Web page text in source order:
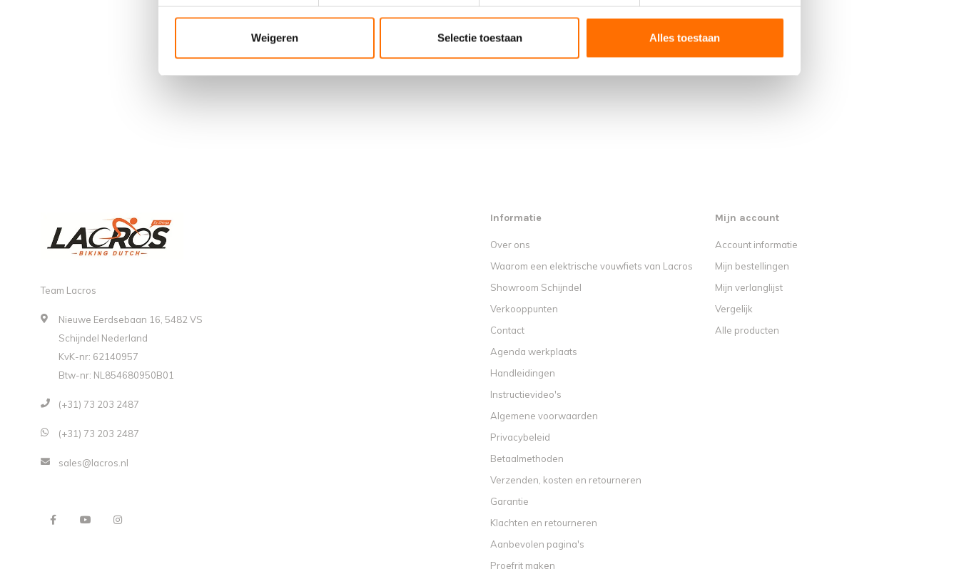
Weigeren Selectie toestaan Alles toestaan
Team Lacros
Nieuwe Eerdsebaan 16, 5482 VS
Schijndel Nederland
KvK-nr: 62140957
Btw-nr: NL854680950B01
(+31) 73 203 2487
(+31) 73 203 2487
sales@lacros.nl
Informatie
Over ons
Waarom een elektrische vouwfiets van Lacros
Showroom Schijndel
Verkooppunten
Contact
Agenda werkplaats
Handleidingen
Instructievideo's
Algemene voorwaarden
Privacybeleid
Betaalmethoden
Verzenden, kosten en retourneren
Garantie
Klachten en retourneren
Aanbevolen pagina's
Proefrit maken
Mijn account
Account informatie
Mijn bestellingen
Mijn verlanglijst
Vergelijk
Alle producten